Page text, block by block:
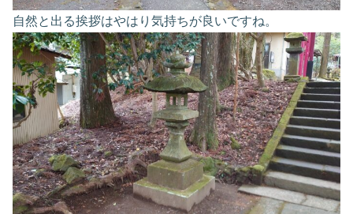
自然と出る挨拶はやはり気持ちが良いですね。